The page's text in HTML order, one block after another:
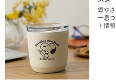
癒や
一息
ト情